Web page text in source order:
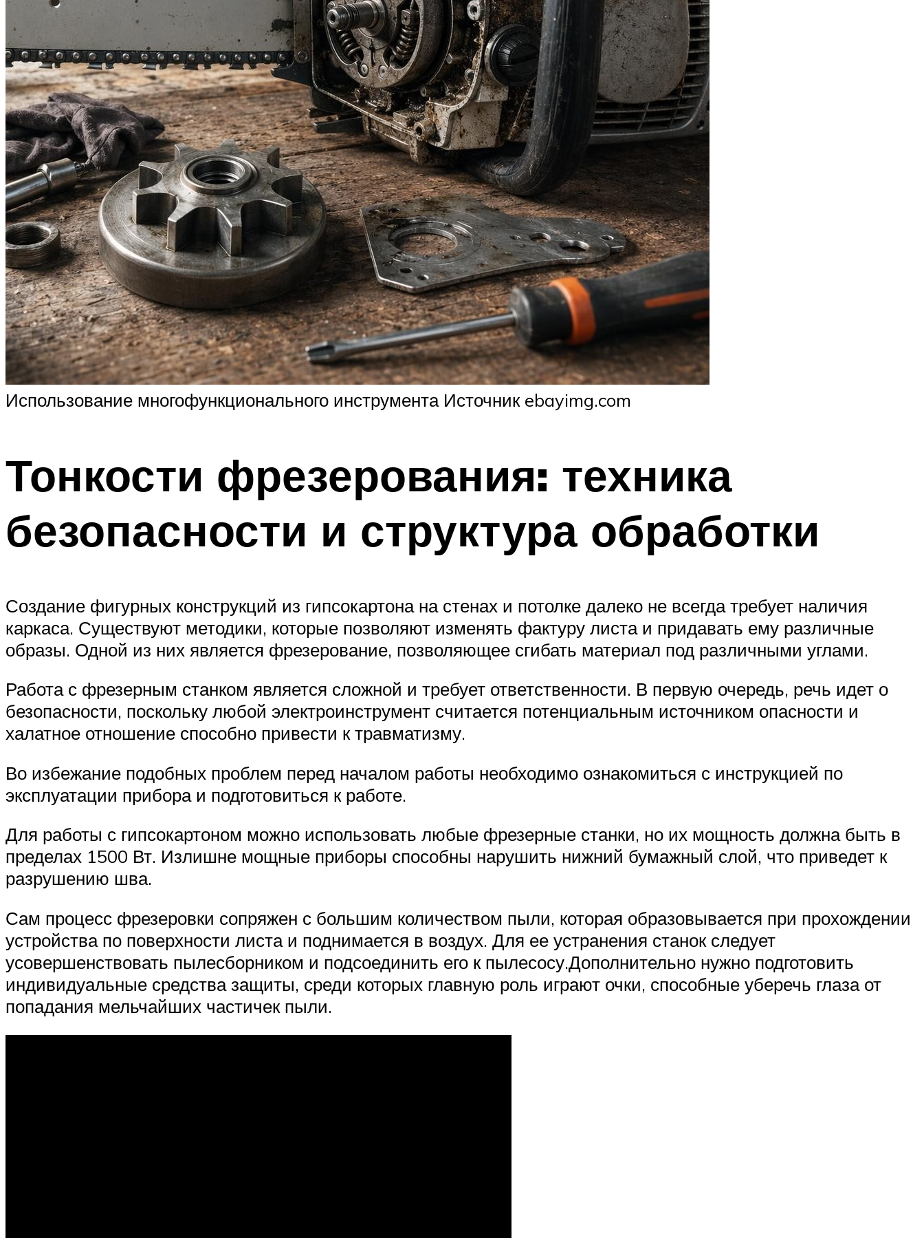
Использование многофункционального инструмента Источник ebayimg.com
Тонкости фрезерования: техника
безопасности и структура обработки
Создание фигурных конструкций из гипсокартона на стенах и потолке далеко не всегда требует наличия
каркаса. Существуют методики, которые позволяют изменять фактуру листа и придавать ему различные
образы. Одной из них является фрезерование, позволяющее сгибать материал под различными углами.
Работа с фрезерным станком является сложной и требует ответственности. В первую очередь, речь идет о
безопасности, поскольку любой электроинструмент считается потенциальным источником опасности и
халатное отношение способно привести к травматизму.
Во избежание подобных проблем перед началом работы необходимо ознакомиться с инструкцией по
эксплуатации прибора и подготовиться к работе.
Для работы с гипсокартоном можно использовать любые фрезерные станки, но их мощность должна быть в
пределах 1500 Вт. Излишне мощные приборы способны нарушить нижний бумажный слой, что приведет к
разрушению шва.
Сам процесс фрезеровки сопряжен с большим количеством пыли, которая образовывается при прохождении
устройства по поверхности листа и поднимается в воздух. Для ее устранения станок следует
усовершенствовать пылесборником и подсоединить его к пылесосу.Дополнительно нужно подготовить
индивидуальные средства защиты, среди которых главную роль играют очки, способные уберечь глаза от
попадания мельчайших частичек пыли.